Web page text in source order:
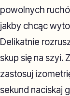
powolnych
jakby chcąc
Delikatnie
skup się na szyi.
zastosuj
sekund naciskaj